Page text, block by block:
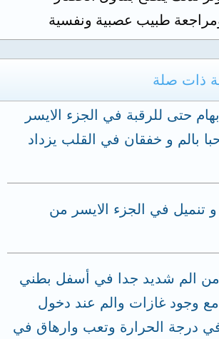
طبيب عصبية ونفسية
ذات صلة
حتى للرقبة في الجزء الايسر
بالم و خفقان في القلب يزداد
تنميل في الجزء الايسر من
من الم شديد جدا في أسفل بطني
مع وجود غازات والم عند دخول
في درجة الحرارة وتعب وارهاق في